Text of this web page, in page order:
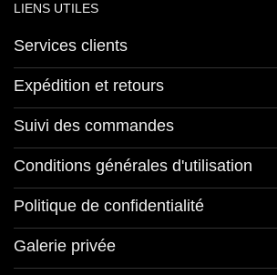
LIENS UTILES
Services clients
Expédition et retours
Suivi des commandes
Conditions générales d'utilisation
Politique de confidentialité
Galerie privée